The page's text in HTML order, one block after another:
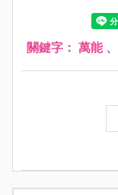
關鍵字： 萬能、